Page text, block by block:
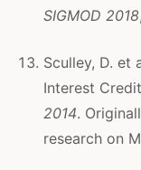
SIGMOD 2018
Sculley, D. et
Interest
2014.
research on